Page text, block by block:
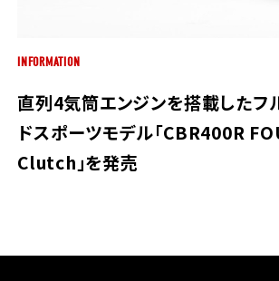
INFORMATION
直列4気筒エンジンを搭載したフ
ドスポーツモデル「CBR400R
Clutch」を発売